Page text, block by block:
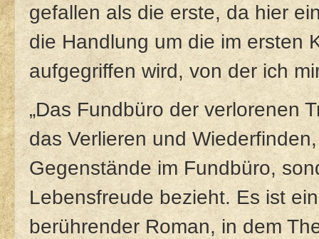
gefallen als die erste, da hier
die Handlung um die im ersten
aufgegriffen wird, von der ich
„Das Fundbüro der verlorenen
das Verlieren und
Gegenstände im Fundbüro,
Lebensfreude bezieht. Es ist
berührender Roman, in dem